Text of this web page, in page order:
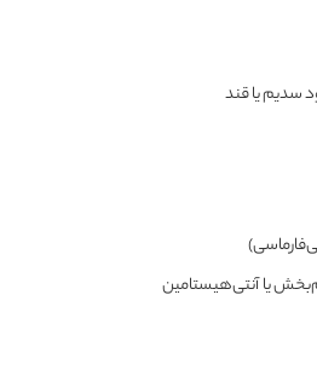
سدیم یا قند
یا آنتی‌هیستامین